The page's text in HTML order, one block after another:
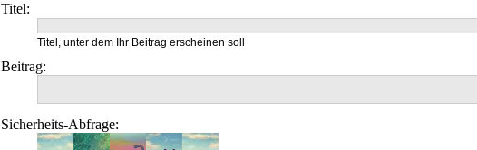
Titel:
Titel, unter dem Ihr Beitrag erscheinen soll
Beitrag:
Sicherheits-Abfrage: